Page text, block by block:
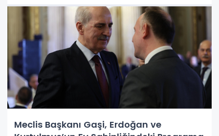
Meclis Başkanı Gaşi, Erdoğan ve